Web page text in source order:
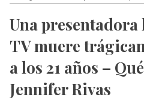
Una
TV muere
a los 21 años –
Jennifer Rivas